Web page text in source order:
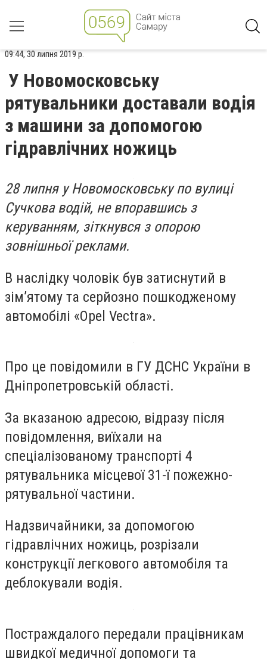
09:44, 30 липня 2019 р.
У Новомосковську
рятувальники доставали водія
з машини за допомогою
гідравлічних ножиць
28 липня у Новомосковську по вулиці
Сучкова водій, не впоравшись з
керуванням, зіткнувся з опорою
зовнішньої реклами.
В наслідку чоловік був затиснутий в
зім’ятому та серйозно пошкодженому
автомобілі «Opel Vectra».
Про це повідомили в ГУ ДСНС України в
Дніпропетровській області.
За вказаною адресою, відразу після
повідомлення, виїхали на
спеціалізованому транспорті 4
рятувальника місцевої 31-ї пожежно-
рятувальної частини.
Надзвичайники, за допомогою
гідравлічних ножиць, розрізали
конструкції легкового автомобіля та
деблокували водія.
Постраждалого передали працівникам
швидкої медичної допомоги та